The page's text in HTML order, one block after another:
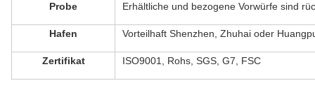
Probe
Erhältliche und bezogene Vorwürfe sind
Hafen Vorteilhaft Shenzhen, Zhuhai oder
Zertifikat ISO9001, Rohs, SGS, G7, FSC